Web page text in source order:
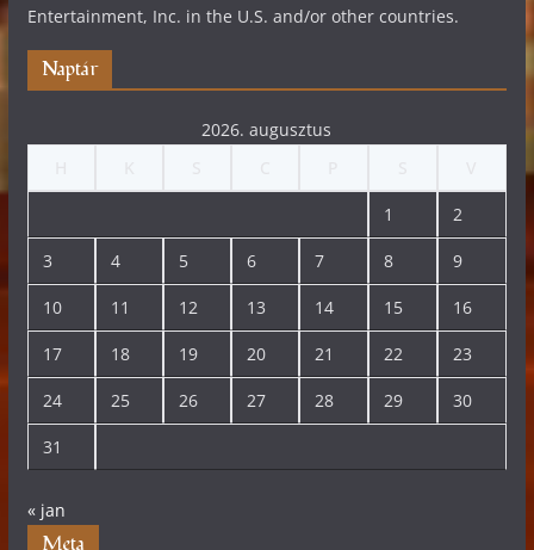
Entertainment, Inc. in the U.S. and/or other countries.
Naptár
2026. augusztus
1 2
3 4 5 6 7 8 9
10 11 12 13 14 15 16
17 18 19 20 21 22 23
24 25 26 27 28 29 30
31
« jan
Meta